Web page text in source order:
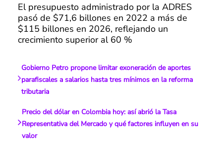
El presupuesto administrado por la ADRES
pasó de $71,6 billones en 2022 a más de
$115 billones en 2026, reflejando un
crecimiento superior al 60 %
Gobierno Petro propone limitar exoneración de aportes
parafiscales a salarios hasta tres mínimos en la reforma
tributaria
Precio del dólar en Colombia hoy: así abrió la Tasa
Representativa del Mercado y qué factores influyen en su
valor